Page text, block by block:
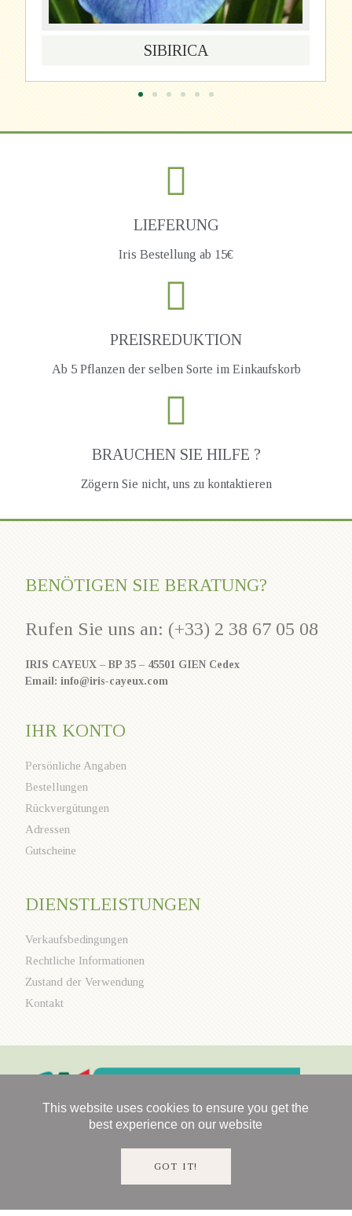
SIBIRICA
LIEFERUNG
Iris Bestellung ab 15€
PREISREDUKTION
Ab 5 Pflanzen der selben Sorte im Einkaufskorb
BRAUCHEN SIE HILFE ?
Zögern Sie nicht, uns zu kontaktieren
BENÖTIGEN SIE BERATUNG?
Rufen Sie uns an: (+33) 2 38 67 05 08
IRIS CAYEUX – BP 35 – 45501 GIEN Cedex
Email: info@iris-cayeux.com
IHR KONTO
Persönliche Angaben
Bestellungen
Rückvergütungen
Adressen
Gutscheine
DIENSTLEISTUNGEN
Verkaufsbedingungen
Rechtliche Informationen
Zustand der Verwendung
Kontakt
This website uses cookies to ensure you get the
best experience on our website
GOT IT!